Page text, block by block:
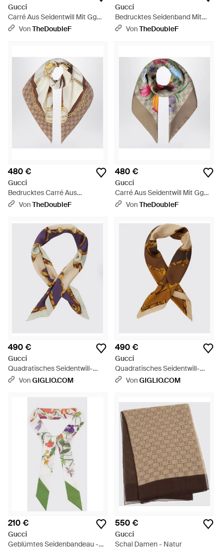
Gucci
Carré Aus Seidentwill Mit Gg
Flora-Print - Schwarz
VonTheDoubleF
Gucci
Bedrucktes Seidenband Mit
Flora-Motiv - Blau
VonTheDoubleF
480 €
Gucci
Bedrucktes Carré Aus
Seidencrêpe - Mettallic
VonTheDoubleF
480 €
Gucci
Carré Aus Seidentwill Mit Gg
Flora-Print - Grün
VonTheDoubleF
490 €
Gucci
Quadratisches Seidentwill-
Foulard Von Mit Mehrfarbigem
VonGIGLIO.COM
490 €
Gucci
Quadratisches Seidentwill-
Foulard Von Mit Mehrfarbigem
VonGIGLIO.COM
210 €
Gucci
Geblümtes Seidenbandeau -
550 €
Gucci
Schal Damen - Natur